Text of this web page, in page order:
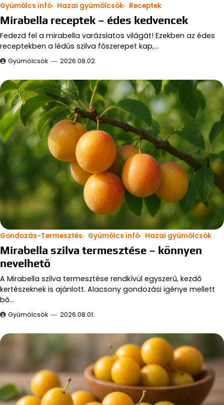
Gyümölcs infó Hazai gyümölcsök Receptek
Mirabella receptek – édes kedvencek
Fedezd fel a mirabella varázslatos világát! Ezekben az édes
receptekben a lédús szilva főszerepet kap,…
Gyümölcsök 2026.08.02.
Gondozás-Termesztés Gyümölcs infó Hazai gyümölcsök
Mirabella szilva termesztése – könnyen
nevelhető
A Mirabella szilva termesztése rendkívül egyszerű, kezdő
kertészeknek is ajánlott. Alacsony gondozási igénye mellett
bő…
Gyümölcsök 2026.08.01.